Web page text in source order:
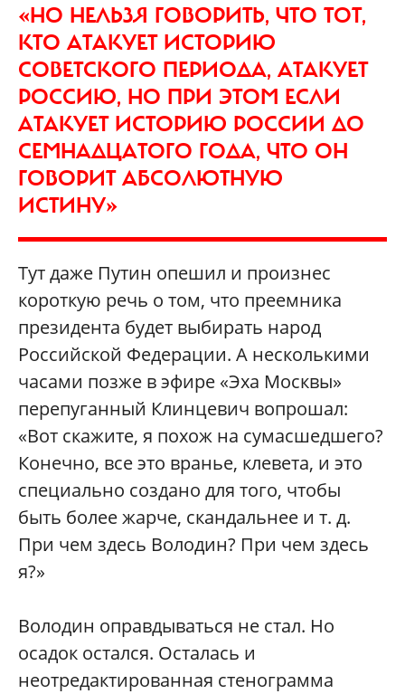
«НО НЕЛЬЗЯ ГОВОРИТЬ, ЧТО ТОТ,
КТО АТАКУЕТ ИСТОРИЮ
СОВЕТСКОГО ПЕРИОДА, АТАКУЕТ
РОССИЮ, НО ПРИ ЭТОМ ЕСЛИ
АТАКУЕТ ИСТОРИЮ РОССИИ ДО
СЕМНАДЦАТОГО ГОДА, ЧТО ОН
ГОВОРИТ АБСОЛЮТНУЮ
ИСТИНУ»
Тут даже Путин опешил и произнес
короткую речь о том, что преемника
президента будет выбирать народ
Российской Федерации. А несколькими
часами позже в эфире «Эха Москвы»
перепуганный Клинцевич вопрошал:
«Вот скажите, я похож на сумасшедшего?
Конечно, все это вранье, клевета, и это
специально создано для того, чтобы
быть более жарче, скандальнее и т. д.
При чем здесь Володин? При чем здесь
я?»
Володин оправдываться не стал. Но
осадок остался. Осталась и
неотредактированная стенограмма